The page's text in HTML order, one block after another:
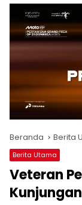
Beranda Berita
Berita Utama
Veteran